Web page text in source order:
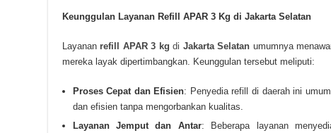
Keunggulan Layanan Refill APAR 3 Kg di Jakarta Selatan
Layanan refill APAR 3 kg di Jakarta Selatan umumnya
mereka layak dipertimbangkan. Keunggulan tersebut meliputi:
Proses Cepat dan Efisien: Penyedia refill di daerah ini
dan efisien tanpa mengorbankan kualitas.
Layanan Jemput dan Antar: Beberapa layanan